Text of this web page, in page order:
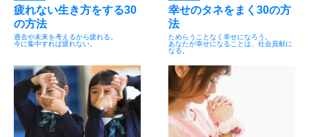
疲れない生き方をする30
の方法
過去や未来を考えるから疲れる。
今に集中すれば疲れない。
幸せのタネをまく30の方
法
ためらうことなく幸せになろう。
あなたが幸せになることは、社会貢献に
なる。